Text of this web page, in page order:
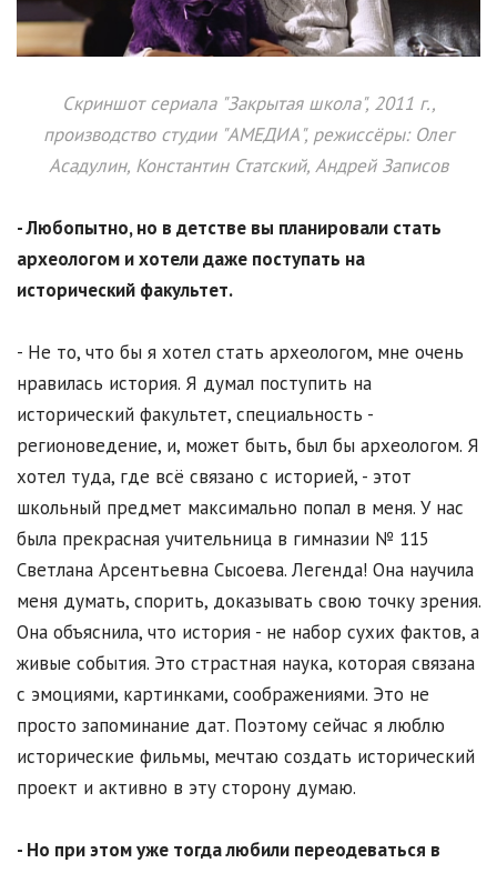
Скриншот сериала "Закрытая школа", 2011 г.,
производство студии "АМЕДИА", режиссёры: Олег
Асадулин, Константин Статский, Андрей Записов
- Любопытно, но в детстве вы планировали стать
археологом и хотели даже поступать на
исторический факультет.
- Не то, что бы я хотел стать археологом, мне очень
нравилась история. Я думал поступить на
исторический факультет, специальность -
регионоведение, и, может быть, был бы археологом. Я
хотел туда, где всё связано с историей, - этот
школьный предмет максимально попал в меня. У нас
была прекрасная учительница в гимназии № 115
Светлана Арсентьевна Сысоева. Легенда! Она научила
меня думать, спорить, доказывать свою точку зрения.
Она объяснила, что история - не набор сухих фактов, а
живые события. Это страстная наука, которая связана
с эмоциями, картинками, соображениями. Это не
просто запоминание дат. Поэтому сейчас я люблю
исторические фильмы, мечтаю создать исторический
проект и активно в эту сторону думаю.
- Но при этом уже тогда любили переодеваться в